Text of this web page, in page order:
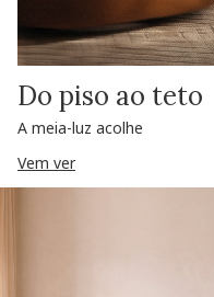
Do piso ao teto
A meia-luz acolhe
Vem ver